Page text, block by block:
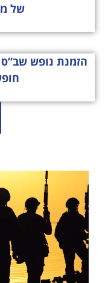
של
הזמנת נופש שב”ס